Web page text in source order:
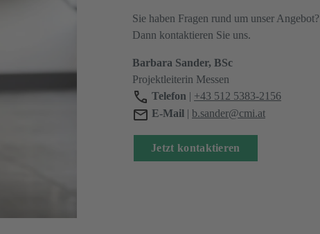
Sie haben Fragen rund um unser Angebot?
Dann kontaktieren Sie uns.
Barbara Sander, BSc
Projektleiterin Messen
Telefon | +43 512 5383-2156
E-Mail | b.sander@cmi.at
Jetzt kontaktieren